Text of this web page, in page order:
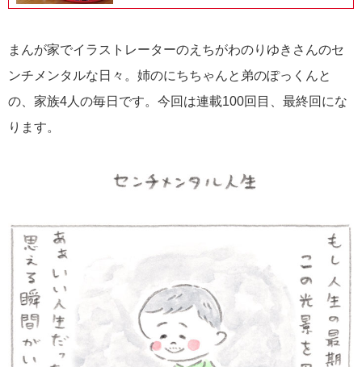
まんが家でイラストレーターのえちがわのりゆきさんのセ
ンチメンタルな日々。姉のにちちゃんと弟のぽっくんと
の、家族4人の毎日です。今回は連載100回目、最終回にな
ります。